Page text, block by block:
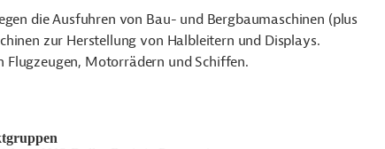
die Ausfuhren von Bau- und Bergbaumaschinen (plus
zur Herstellung von Halbleitern und Displays.
Flugzeugen, Motorrädern und Schiffen.